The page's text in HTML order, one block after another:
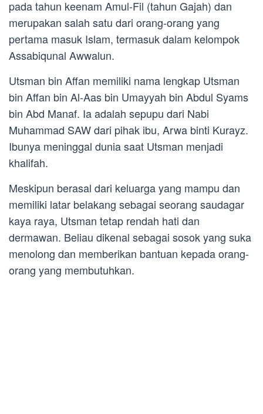
pada tahun keenam Amul-Fil (tahun Gajah) dan
merupakan salah satu dari orang-orang yang
pertama masuk Islam, termasuk dalam kelompok
Assabiqunal Awwalun.
Utsman bin Affan memiliki nama lengkap Utsman
bin Affan bin Al-Aas bin Umayyah bin Abdul Syams
bin Abd Manaf. Ia adalah sepupu dari Nabi
Muhammad SAW dari pihak ibu, Arwa binti Kurayz.
Ibunya meninggal dunia saat Utsman menjadi
khalifah.
Meskipun berasal dari keluarga yang mampu dan
memiliki latar belakang sebagai seorang saudagar
kaya raya, Utsman tetap rendah hati dan
dermawan. Beliau dikenal sebagai sosok yang suka
menolong dan memberikan bantuan kepada orang-
orang yang membutuhkan.